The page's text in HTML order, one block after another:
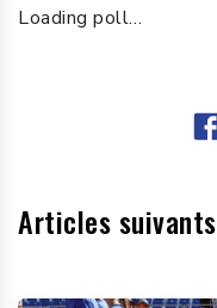
Loading poll…
Articles suivants